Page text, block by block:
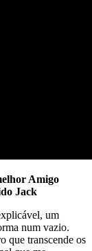
Amigo
Jack
um
num vazio.
que transcende os